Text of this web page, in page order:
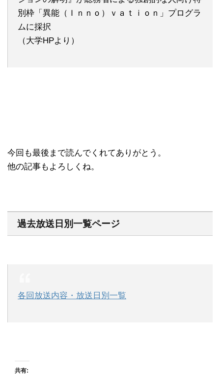
別枠「異能（Ｉｎｎｏ）ｖａｔｉｏｎ」プログラ
ムに採択
（大学HPより）
今回も最後まで読んでくれてありがとう。
他の記事もよろしくね。
過去放送日別一覧ページ
各回放送内容・放送日別一覧
共有: